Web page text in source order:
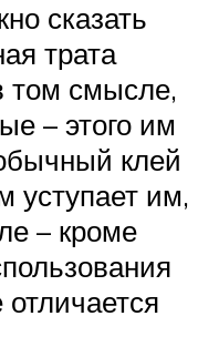
сказать
трата
том смысле,
– этого им
клей
уступает им,
– кроме